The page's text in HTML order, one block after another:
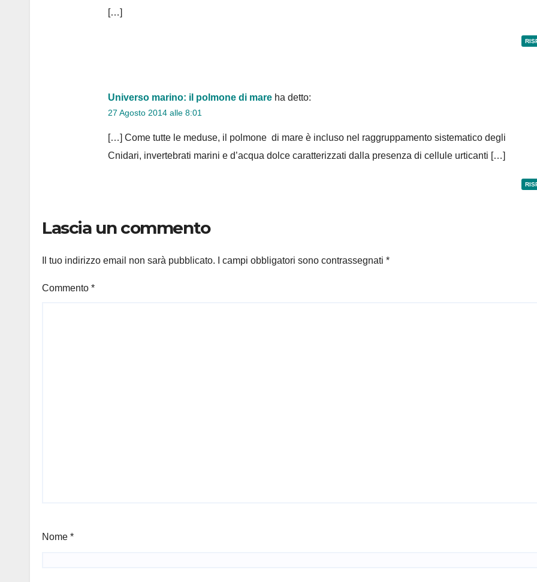
[…]
Universo marino: il polmone di mare ha detto:
27 Agosto 2014 alle 8:01
[…] Come tutte le meduse, il polmone di mare è incluso nel raggruppamento sistematico degli
Cnidari, invertebrati marini e d’acqua dolce caratterizzati dalla presenza di cellule urticanti […]
Lascia un commento
Il tuo indirizzo email non sarà pubblicato. I campi obbligatori sono contrassegnati *
Commento *
Nome *